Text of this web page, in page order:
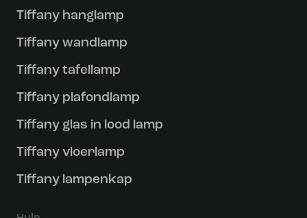
Tiffany hanglamp
Tiffany wandlamp
Tiffany tafellamp
Tiffany plafondlamp
Tiffany glas in lood lamp
Tiffany vloerlamp
Tiffany lampenkap